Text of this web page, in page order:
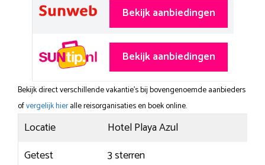
Bekijk aanbiedingen
Bekijk aanbiedingen
Bekijk direct verschillende vakantie's bij bovengenoemde aanbieders
ofvergelijk hieralle reisorganisaties en boek online.
Locatie
Hotel Playa Azul
Getest
3 sterren